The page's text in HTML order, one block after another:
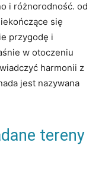
i ​różnorodność. od
się
przygodę ⁢i
w‌ otoczeniu
harmonii⁢ z
⁢jest​ nazywana
tereny